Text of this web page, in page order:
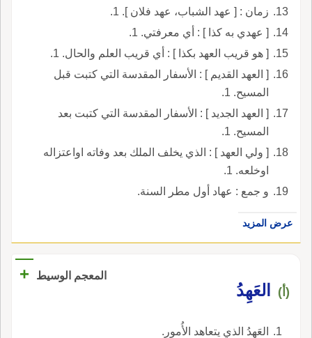
زمان : [ عهد الشباب، عهد فلان ]. 1.
[ عهدي به كذا ] : أي معرفتي. 1.
[ هو قريب العهد بكذا ] : أي قريب العلم والحال. 1.
[ العهد القديم ] : الأسفار المقدسة التي كتبت قبل
المسيح. 1.
[ العهد الجديد ] : الأسفار المقدسة التي كتبت بعد
المسيح. 1.
[ ولي العهد ] : الذي يخلف الملك بعد وفاته اواعتزاله
اوخلعه. 1.
و جمع : عهاد أول مطر السنة.
عرض المزيد
المعجم الوسيط +
(أ) العَهِدُ
العَهِدُ الذي يتعاهد الأُمور.